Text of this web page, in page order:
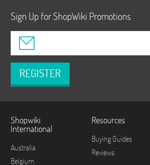
Sign Up for ShopWiki Promotions
REGISTER
Shopwiki
International
Australia
Belgium
Resources
Buying Guides
Reviews